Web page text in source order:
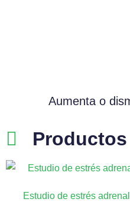
Aumenta o
Estudio de estrés